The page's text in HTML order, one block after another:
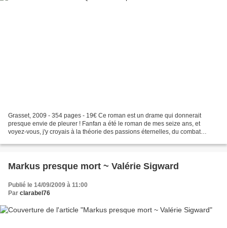
Grasset, 2009 - 354 pages - 19€ Ce roman est un drame qui donnerait
presque envie de pleurer ! Fanfan a été le roman de mes seize ans, et
voyez-vous, j'y croyais à la théorie des passions éternelles, du combat
Markus presque mort ~ Valérie Sigward
Publié le 14/09/2009 à 11:00
Par clarabel76